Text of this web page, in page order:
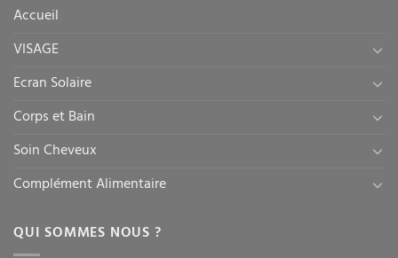
Accueil
VISAGE
Ecran Solaire
Corps et Bain
Soin Cheveux
Complément Alimentaire
QUI SOMMES NOUS ?